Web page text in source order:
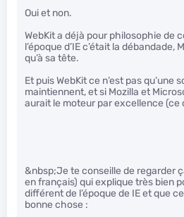
Oui et non.
WebKit a déjà pour philosophie de
l’époque d’IE c’était la débandade,
qu’à sa tête.
Et puis WebKit ce n’est pas qu’une
maintiennent, et si Mozilla et
aurait le moteur par excellence (ce
&nbsp;Je te conseille de regarder
en français) qui explique très bien
différent de l’époque de IE et que
bonne chose :